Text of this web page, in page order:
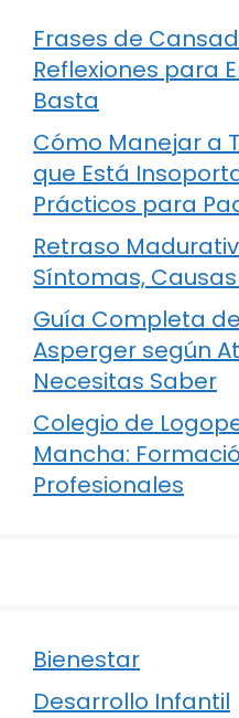
Frases de
Reflexiones para
Basta
Cómo Manejar a
que Está
Prácticos para
Retraso
Síntomas,
Guía Completa
Asperger según
Necesitas Saber
Colegio de
Mancha:
Profesionales
Bienestar
Desarrollo Infantil